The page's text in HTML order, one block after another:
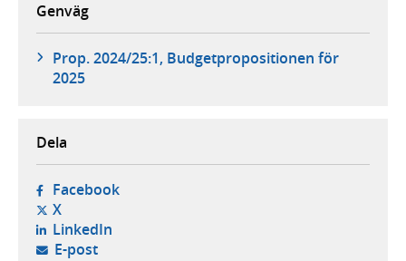
Genväg
Prop. 2024/25:1, Budgetpropositionen för
2025
Dela
Facebook- öppnas i ny flik, extern webbplats,
X- öppnas i ny flik, extern webbplats,
LinkedIn- öppnas i ny flik, extern webbplats,
E-post- öppnar din e-postklient,